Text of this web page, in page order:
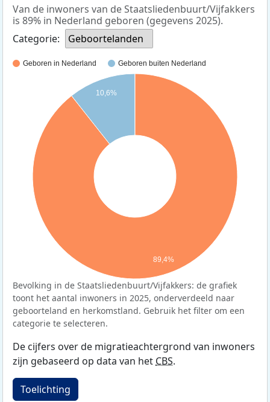
Van de inwoners van de Staatsliedenbuurt/Vijfakkers
is 89% in Nederland geboren (gegevens 2025).
Categorie:
Geboortelanden
Geboren in Nederland Geboren buiten Nederland
10,6%
89,4%
Bevolking in de Staatsliedenbuurt/Vijfakkers: de grafiek
toont het aantal inwoners in 2025, onderverdeeld naar
geboorteland en herkomstland. Gebruik het filter om een
categorie te selecteren.
De cijfers over de migratieachtergrond van inwoners
zijn gebaseerd op data van het CBS.
Toelichting